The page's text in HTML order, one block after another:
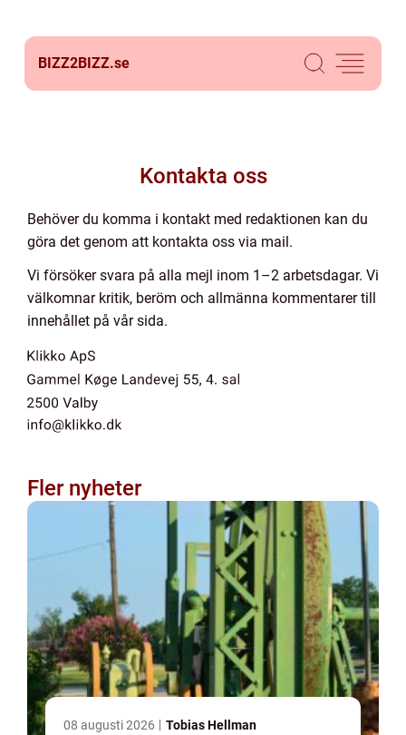
BIZZ2BIZZ.se
Kontakta oss
Behöver du komma i kontakt med redaktionen kan du
göra det genom att kontakta oss via mail.
Vi försöker svara på alla mejl inom 1–2 arbetsdagar. Vi
välkomnar kritik, beröm och allmänna kommentarer till
innehållet på vår sida.
Fler nyheter
08 augusti 2026 Tobias Hellman